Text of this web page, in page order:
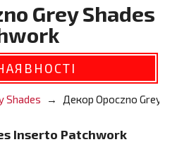
Grey Shades
Shades Декор Opoczno Grey
Inserto Patchwork